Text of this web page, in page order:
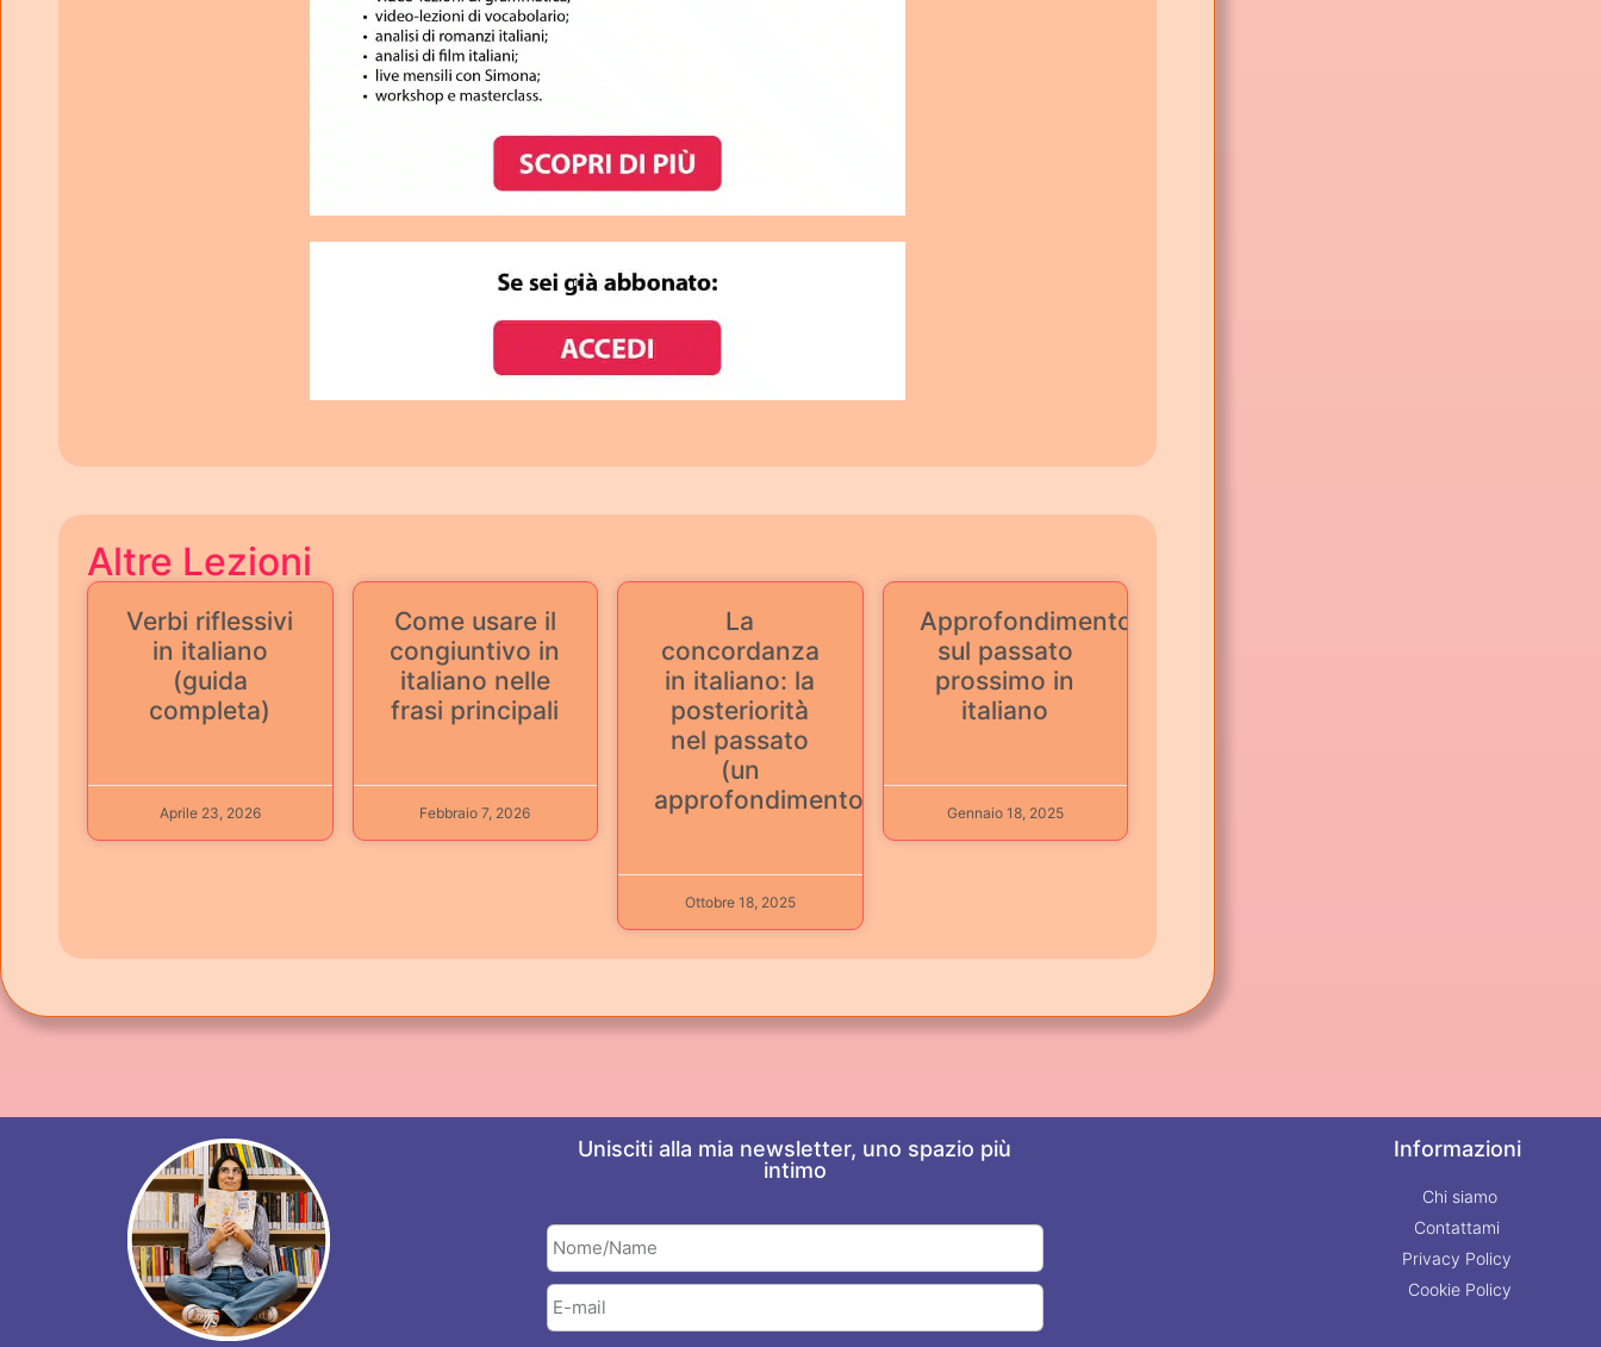
Altre Lezioni
Verbi riflessivi
in italiano
(guida
completa)
Aprile 23, 2026
Come usare il
congiuntivo in
italiano nelle
frasi principali
Febbraio 7, 2026
La
concordanza
in italiano: la
posteriorità̀
nel passato
(un
approfondimento)
Ottobre 18, 2025
Approfondimento
sul passato
prossimo in
italiano
Gennaio 18, 2025
Unisciti alla mia newsletter, uno spazio più
intimo
Informazioni
Chi siamo
Contattami
Privacy Policy
Cookie Policy